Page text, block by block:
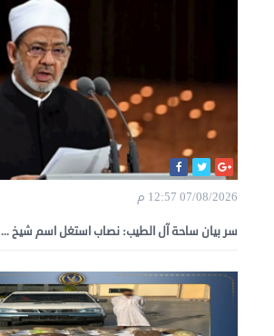
07/08/2026 12:57 م
سر بيان ساحة آل الطيب: نصاب استغل اسم شيخ ...